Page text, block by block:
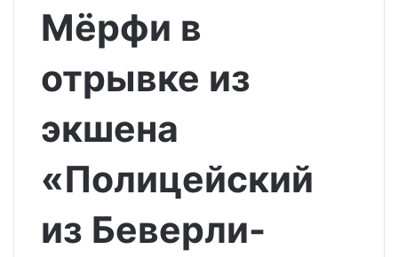
Мёрфи в
отрывке из
экшена
«Полицейский
из Беверли-